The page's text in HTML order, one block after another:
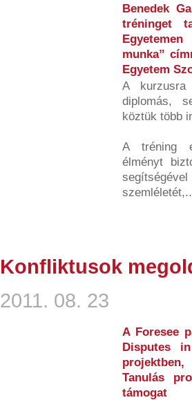
Benedek
tréninget
munka”
Egyetem
A kurzusra
diplomás,
köztük több
A tréning
élményt
Konfliktusok
2011. 08. 23
A Foresee
Disputes
Tanulás
támogat